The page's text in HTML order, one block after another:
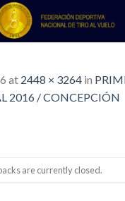
at 2448 × 3264 in
2016 / CONCEPCIÓN
are currently closed.